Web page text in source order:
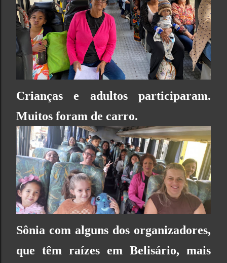
Crianças e adultos participaram.
Muitos foram de carro.
Sônia com alguns dos organizadores,
que têm raízes em Belisário, mais